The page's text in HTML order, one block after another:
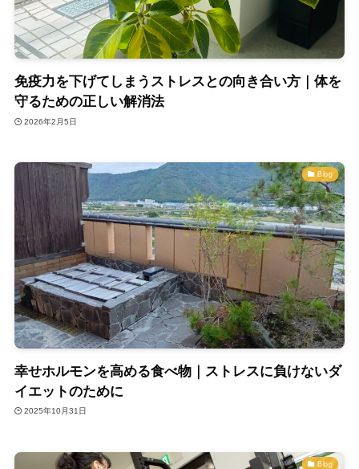
免疫力を下げてしまうストレスとの向き合い方｜体を
守るための正しい解消法
2026年2月5日
Blog
幸せホルモンを高める食べ物｜ストレスに負けないダ
イエットのために
2025年10月31日
Blog